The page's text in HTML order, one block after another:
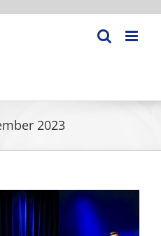
2023